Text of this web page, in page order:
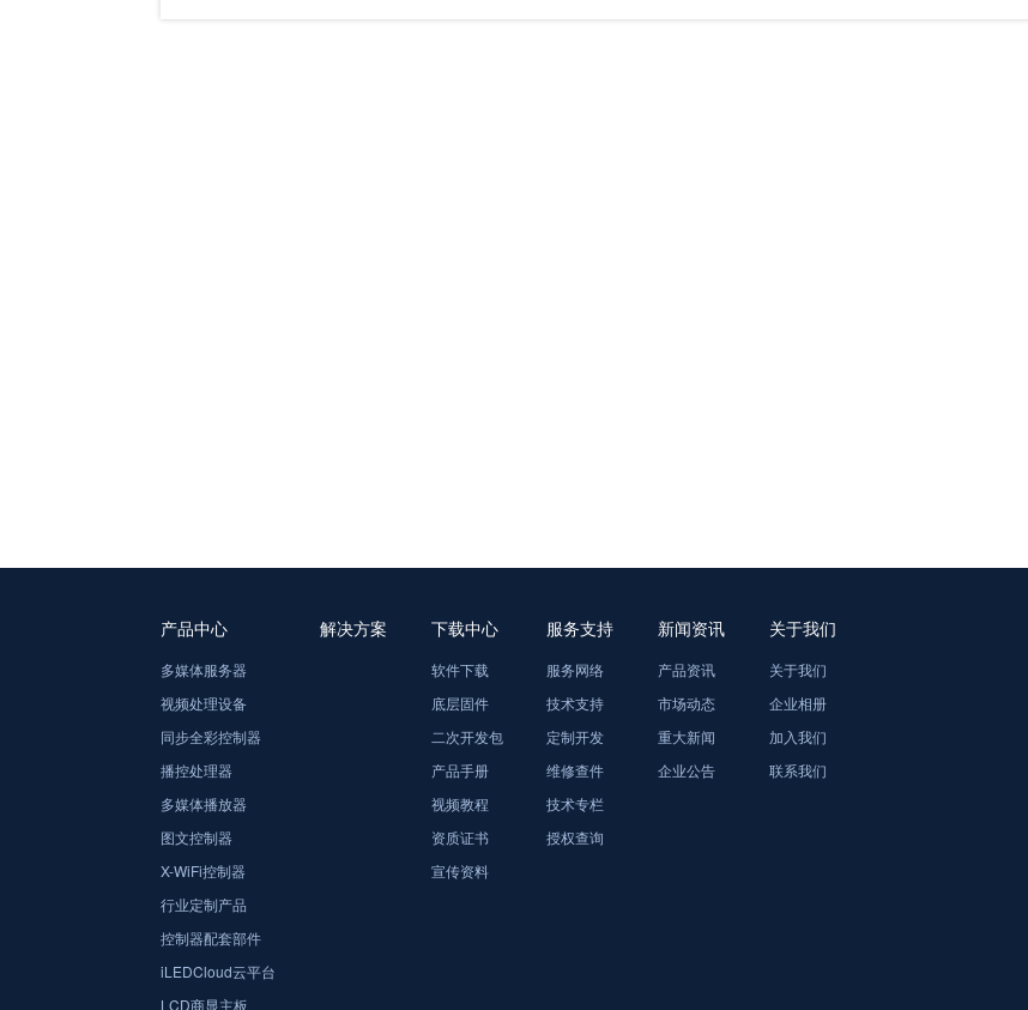
产品中心
多媒体服务器
视频处理设备
同步全彩控制器
播控处理器
多媒体播放器
图文控制器
X-WiFi控制器
行业定制产品
控制器配套部件
iLEDCloud云平台
LCD商显主板
解决方案 下载中心
软件下载
底层固件
二次开发包
产品手册
视频教程
资质证书
宣传资料
服务支持
服务网络
技术支持
定制开发
维修查件
技术专栏
授权查询
新闻资讯
产品资讯
市场动态
重大新闻
企业公告
关于我们
关于我们
企业相册
加入我们
联系我们